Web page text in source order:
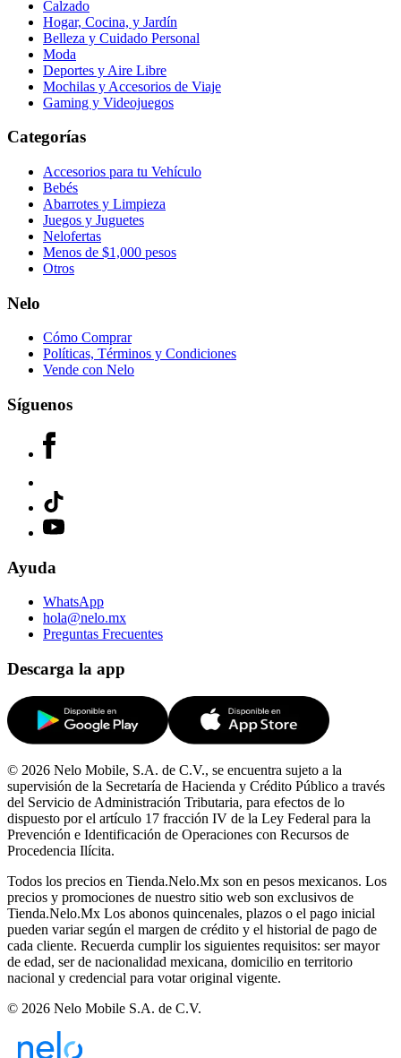
Calzado
Hogar, Cocina, y Jardín
Belleza y Cuidado Personal
Moda
Deportes y Aire Libre
Mochilas y Accesorios de Viaje
Gaming y Videojuegos
Categorías
Accesorios para tu Vehículo
Bebés
Abarrotes y Limpieza
Juegos y Juguetes
Nelofertas
Menos de $1,000 pesos
Otros
Nelo
Cómo Comprar
Políticas, Términos y Condiciones
Vende con Nelo
Síguenos
Ayuda
WhatsApp
hola@nelo.mx
Preguntas Frecuentes
Descarga la app
© 2026 Nelo Mobile, S.A. de C.V., se encuentra sujeto a la
supervisión de la Secretaría de Hacienda y Crédito Público a través
del Servicio de Administración Tributaria, para efectos de lo
dispuesto por el artículo 17 fracción IV de la Ley Federal para la
Prevención e Identificación de Operaciones con Recursos de
Procedencia Ilícita.
Todos los precios en Tienda.Nelo.Mx son en pesos mexicanos. Los
precios y promociones de nuestro sitio web son exclusivos de
Tienda.Nelo.Mx Los abonos quincenales, plazos o el pago inicial
pueden variar según el margen de crédito y el historial de pago de
cada cliente. Recuerda cumplir los siguientes requisitos: ser mayor
de edad, ser de nacionalidad mexicana, domicilio en territorio
nacional y credencial para votar original vigente.
© 2026 Nelo Mobile S.A. de C.V.